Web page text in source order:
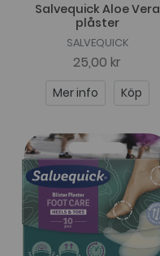
Salvequick Aloe Vera
plåster
SALVEQUICK
25,00 kr
Mer info Köp